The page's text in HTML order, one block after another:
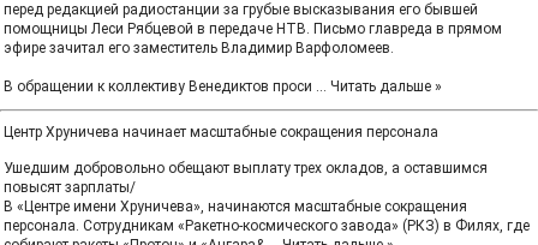
перед редакцией радиостанции за грубые высказывания его бывшей
помощницы Леси Рябцевой в передаче НТВ. Письмо главреда в прямом
эфире зачитал его заместитель Владимир Варфоломеев.
В обращении к коллективу Венедиктов проси ... Читать дальше »
Центр Хруничева начинает масштабные сокращения персонала
Ушедшим добровольно обещают выплату трех окладов, а оставшимся
повысят зарплаты/
В «Центре имени Хруничева», начинаются масштабные сокращения
персонала. Сотрудникам «Ракетно-космического завода» (РКЗ) в Филях, где